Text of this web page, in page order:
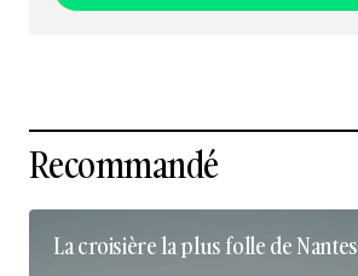
Recommandé
La croisière la plus folle de Nantes